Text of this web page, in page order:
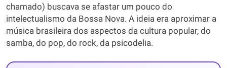
chamado) buscava se afastar um pouco do
intelectualismo da Bossa Nova. A ideia era aproximar a
música brasileira dos aspectos da cultura popular, do
samba, do pop, do rock, da psicodelia.